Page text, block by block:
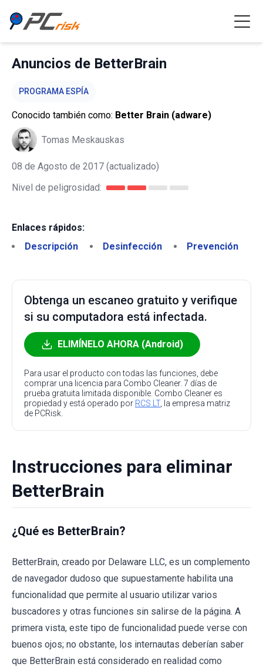
Anuncios de BetterBrain
PROGRAMA ESPÍA
Conocido también como: Better Brain (adware)
Tomas Meskauskas
08 de Agosto de 2017 (actualizado)
Nivel de peligrosidad:
Enlaces rápidos:
Descripción
Desinfección Prevención
Obtenga un escaneo gratuito y verifique
si su computadora está infectada.
ELIMÍNELO AHORA (Android)
Para usar el producto con todas las funciones, debe
comprar una licencia para Combo Cleaner. 7 días de
prueba gratuita limitada disponible. Combo Cleaner es
propiedad y está operado por RCS LT, la empresa matriz
de PCRisk.
Instrucciones para eliminar
BetterBrain
¿Qué es BetterBrain?
BetterBrain, creado por Delaware LLC, es un complemento
de navegador dudoso que supuestamente habilita una
funcionalidad que permite al usuario utilizar varios
buscadores y otras funciones sin salirse de la página. A
primera vista, este tipo de funcionalidad puede verse con
buenos ojos; no obstante, los internautas deberían saber
que BetterBrain está considerado en realidad como